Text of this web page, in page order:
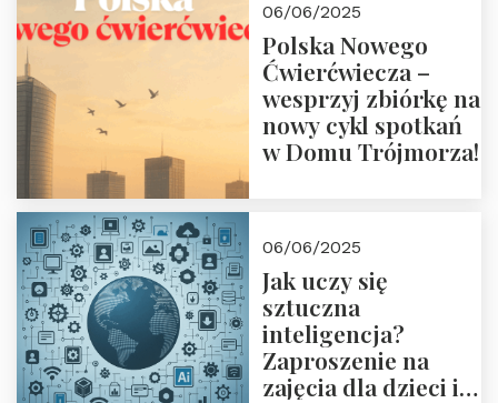
18:00
06/06/2025
Polska Nowego
Ćwierćwiecza –
wesprzyj zbiórkę na
nowy cykl spotkań
w Domu Trójmorza!
06/06/2025
Jak uczy się
sztuczna
inteligencja?
Zaproszenie na
zajęcia dla dzieci i